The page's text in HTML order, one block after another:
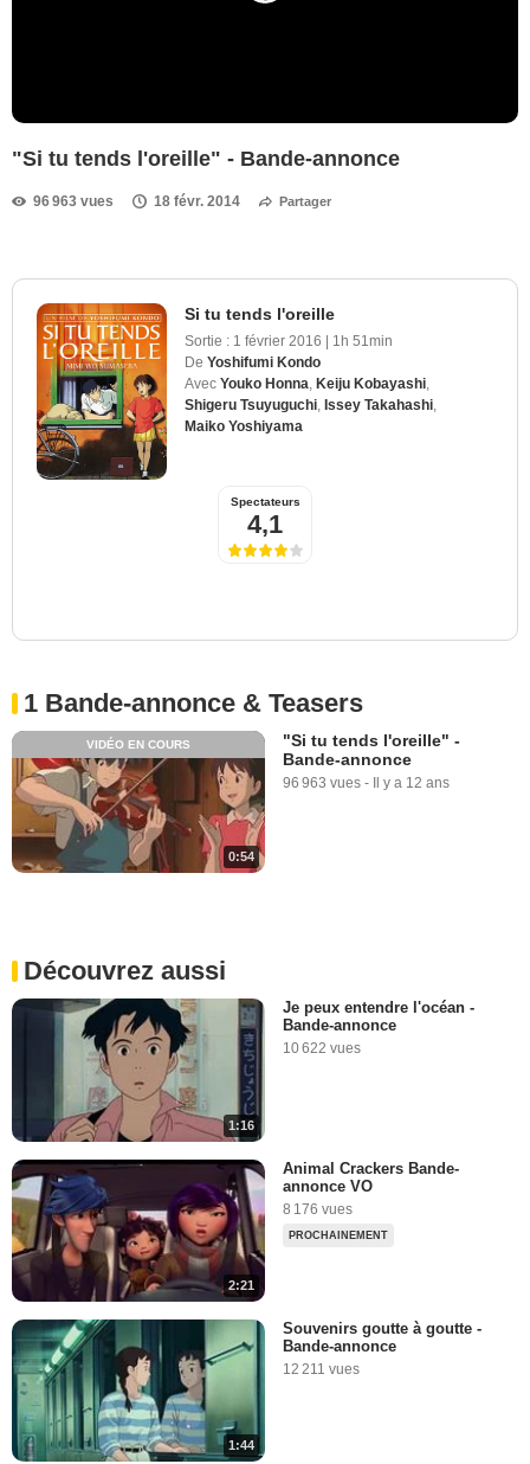
"Si tu tends l'oreille" - Bande-annonce
96 963 vues 18 févr. 2014 Partager
Si tu tends l'oreille
Sortie : 1 février 2016 | 1h 51min
De Yoshifumi Kondo
Avec Youko Honna Keiju Kobayashi
Shigeru Tsuyuguchi Issey Takahashi
Maiko Yoshiyama
Spectateurs
4,1
1 Bande-annonce & Teasers
0:54
VIDÉO EN COURS
"Si tu tends l'oreille" -
Bande-annonce
96 963 vues - Il y a 12 ans
Découvrez aussi
1:16
Je peux entendre l'océan -
Bande-annonce
10 622 vues
2:21
Animal Crackers Bande-
annonce VO
8 176 vues
PROCHAINEMENT
1:44
Souvenirs goutte à goutte -
Bande-annonce
12 211 vues